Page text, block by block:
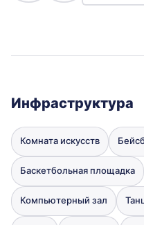
Инфраструктура
Комната искусств
Баскетбольная площадка
Компьютерный зал